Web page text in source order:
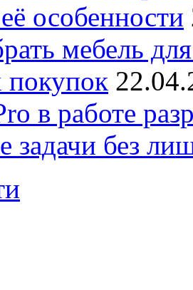
особенности
мебель
в работе
задачи без